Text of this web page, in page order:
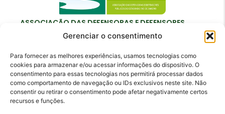
Gerenciar o consentimento
Para fornecer as melhores experiências, usamos tecnologias como
cookies para armazenar e/ou acessar informações do dispositivo. O
consentimento para essas tecnologias nos permitirá processar dados
como comportamento de navegação ou IDs exclusivos neste site. Não
consentir ou retirar o consentimento pode afetar negativamente certos
recursos e funções.
ASSOCIAÇÃO DAS DEFENSORAS E DEFENSORES
PÚBLICOS DO ESTADO DO RIO DE JANEIRO
Contato
adperj@adperj.com.br